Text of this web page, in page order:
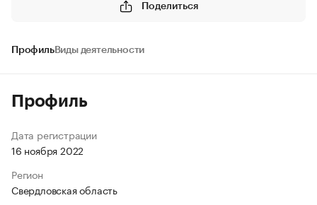
Поделиться
ПрофильВиды деятельности
Профиль
Дата регистрации
16 ноября 2022
Регион
Свердловская область